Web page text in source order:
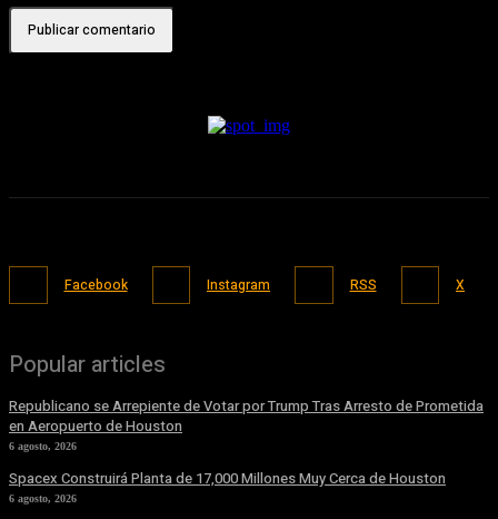
Facebook Instagram RSS X
Popular articles
Republicano se Arrepiente de Votar por Trump Tras Arresto de Prometida
en Aeropuerto de Houston
6 agosto, 2026
Spacex Construirá Planta de 17,000 Millones Muy Cerca de Houston
6 agosto, 2026